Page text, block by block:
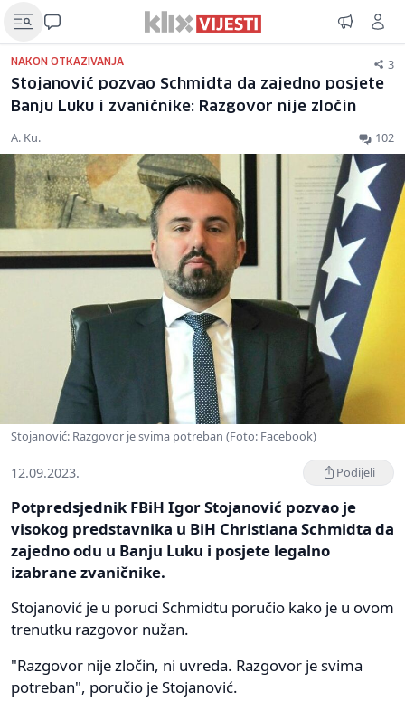
NAKON OTKAZIVANJA 3
Stojanović pozvao Schmidta da zajedno posjete
Banju Luku i zvaničnike: Razgovor nije zločin
A. Ku. 102
Stojanović: Razgovor je svima potreban (Foto: Facebook)
12.09.2023. Podijeli
Potpredsjednik FBiH Igor Stojanović pozvao je
visokog predstavnika u BiH Christiana Schmidta da
zajedno odu u Banju Luku i posjete legalno
izabrane zvaničnike.
Stojanović je u poruci Schmidtu poručio kako je u ovom
trenutku razgovor nužan.
"Razgovor nije zločin, ni uvreda. Razgovor je svima
potreban", poručio je Stojanović.